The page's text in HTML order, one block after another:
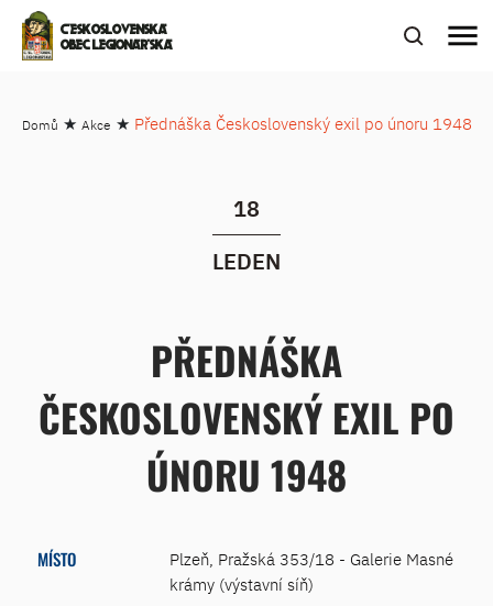
ČESKOSLOVENSKÁ
OBEC LEGIONÁŘSKÁ
menu
Domů ★ Akce ★ Přednáška Československý exil po únoru 1948
18
LEDEN
PŘEDNÁŠKA
ČESKOSLOVENSKÝ EXIL PO
ÚNORU 1948
MÍSTO
Plzeň, Pražská 353/18 - Galerie Masné
krámy (výstavní síň)